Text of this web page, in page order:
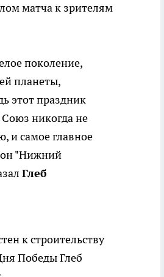
матча к зрителям
поколение,
планеты,
этот праздник
никогда не
и самое главное
"Нижний
Глеб
к строительству
Победы Глеб